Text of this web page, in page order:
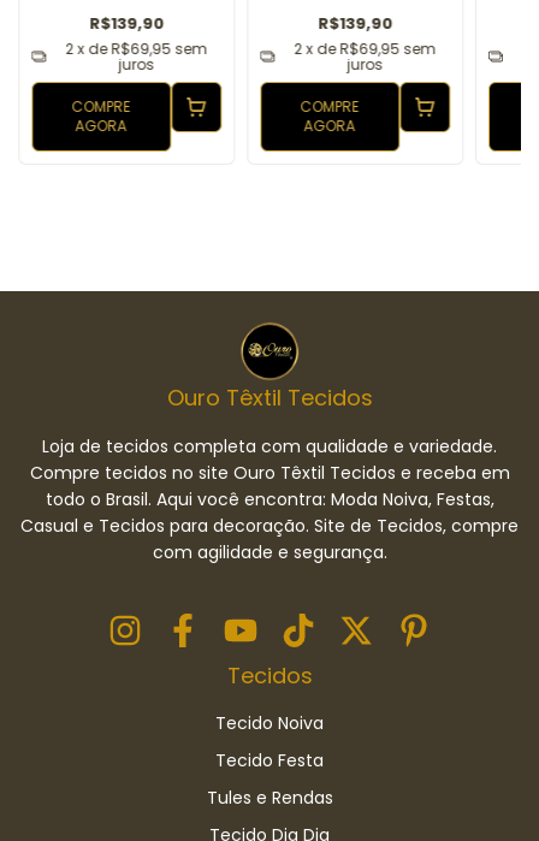
R$139,90
2x deR$69,95 sem
juros
COMPRE
AGORA
R$139,90
2x deR$69,95 sem
juros
COMPRE
AGORA
Ouro Têxtil Tecidos
Loja de tecidos completa com qualidade e variedade.
Compre tecidos no site Ouro Têxtil Tecidos e receba em
todo o Brasil. Aqui você encontra: Moda Noiva, Festas,
Casual e Tecidos para decoração. Site de Tecidos, compre
com agilidade e segurança.
Tecidos
Tecido Noiva
Tecido Festa
Tules e Rendas
Tecido Dia Dia